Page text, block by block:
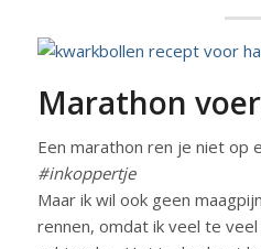
Marathon
Een marathon ren je niet op
#inkoppertje
Maar ik wil ook geen
rennen, omdat ik veel te veel